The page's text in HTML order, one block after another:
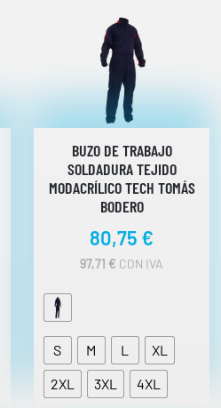
BUZO DE TRABAJO
SOLDADURA TEJIDO
MODACRÍLICO TECH TOMÁS
BODERO
80,75 €
97,71 € CON IVA
S M L
XL
2XL
3XL 4XL